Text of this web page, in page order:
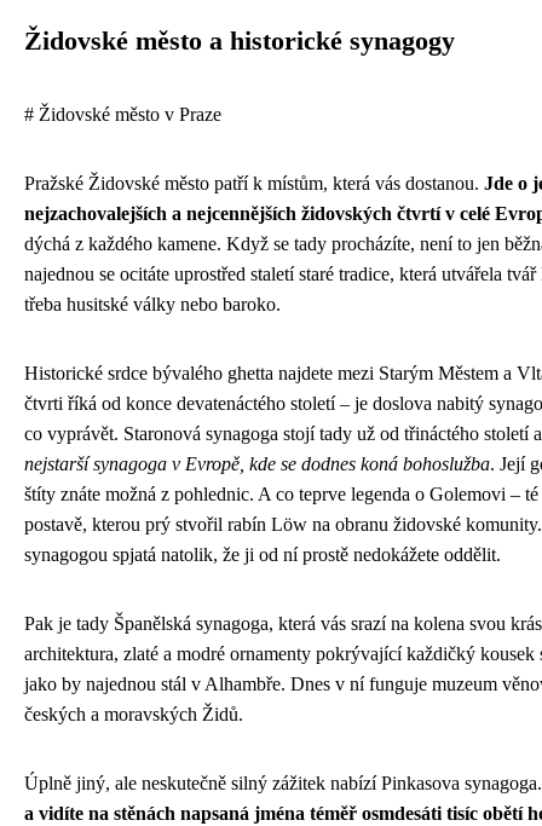
Židovské město a historické synagogy
# Židovské město v Praze
Pražské Židovské město patří k místům, která vás dostanou. Jde o
nejzachovalejších a nejcennějších židovských čtvrtí v celé
dýchá z každého kamene. Když se tady procházíte, není to jen
najednou se ocitáte uprostřed staletí staré tradice, která utvářela
třeba husitské války nebo baroko.
Historické srdce bývalého ghetta najdete mezi Starým Městem a
čtvrti říká od konce devatenáctého století – je doslova nabitý
co vyprávět. Staronová synagoga stojí tady už od třináctého století
nejstarší synagoga v Evropě, kde se dodnes koná bohoslužba. Její
štíty znáte možná z pohlednic. A co teprve legenda o Golemovi –
postavě, kterou prý stvořil rabín Löw na obranu židovské
synagogou spjatá natolik, že ji od ní prostě nedokážete oddělit.
Pak je tady Španělská synagoga, která vás srazí na kolena svou
architektura, zlaté a modré ornamenty pokrývající každičký kousek
jako by najednou stál v Alhambře. Dnes v ní funguje muzeum
českých a moravských Židů.
Úplně jiný, ale neskutečně silný zážitek nabízí Pinkasova
a vidíte na stěnách napsaná jména téměř osmdesáti tisíc obětí